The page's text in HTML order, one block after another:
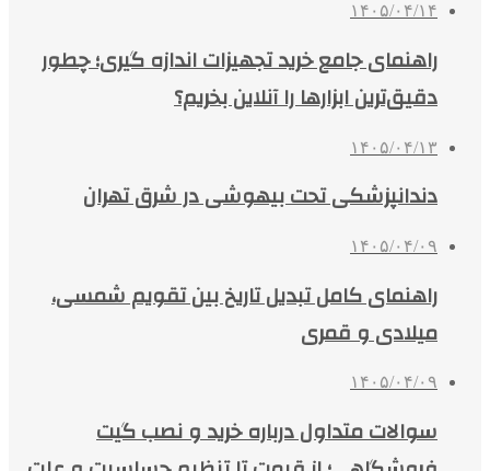
۱۴۰۵/۰۴/۱۴
راهنمای جامع خرید تجهیزات اندازه گیری؛ چطور
دقیق‌ترین ابزارها را آنلاین بخریم؟
۱۴۰۵/۰۴/۱۳
دندانپزشکی تحت بیهوشی در شرق تهران
۱۴۰۵/۰۴/۰۹
راهنمای کامل تبدیل تاریخ بین تقویم شمسی،
میلادی و قمری
۱۴۰۵/۰۴/۰۹
سوالات متداول درباره خرید و نصب گیت